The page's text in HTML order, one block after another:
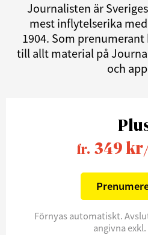
Journalisten är
mest inflytelserika
1904. Som
till allt material på
och
fr. 349 kr
Förnyas automatiskt.
angivna